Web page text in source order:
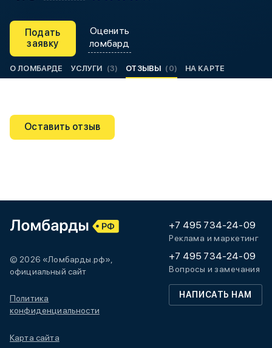
Подать
заявку
Оценить
ломбард
О ЛОМБАРДЕ УСЛУГИ (3) ОТЗЫВЫ (0) НА КАРТЕ
Оставить отзыв
© 2026 «Ломбарды.рф»,
официальный сайт
Политика
конфиденциальности
Карта сайта
+7 495 734-24-09
Реклама и маркетинг
+7 495 734-24-09
Вопросы и замечания
НАПИСАТЬ НАМ